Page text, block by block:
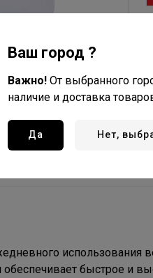
использования
быстрое и
Ваш город ?
Важно! От выбранного
наличие и доставка
Да Нет,